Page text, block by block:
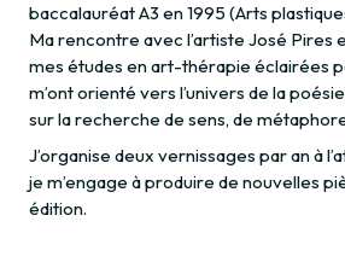
baccalauréat A3 en 1995 (Arts
Ma rencontre avec l’artiste José Pires
mes études en art-thérapie éclairées
m’ont orienté vers l’univers de la
sur la recherche de sens, de
J’organise deux vernissages par an à
je m’engage à produire de nouvelles
édition.